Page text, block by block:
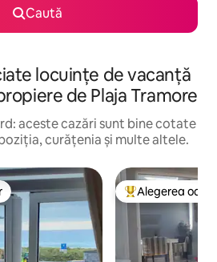
Caută
locuințe de vacanță
de Plaja Tramore
aceste cazări sunt bine cotate
curățenia și multe altele.
Alegerea oaspețilorLocuință din
Alegerea